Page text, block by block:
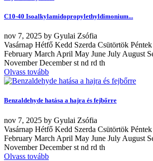
C10-40 Isoalkylamidopropylethyldimonium...
nov 7, 2025 by Gyulai Zsófia
Vasárnap Hétfő Kedd Szerda Csütörtök
February March April May June July August
November December st nd rd th
Olvass tovább
Benzaldehyde hatása a hajra és fejbőrre
nov 7, 2025 by Gyulai Zsófia
Vasárnap Hétfő Kedd Szerda Csütörtök
February March April May June July August
November December st nd rd th
Olvass tovább